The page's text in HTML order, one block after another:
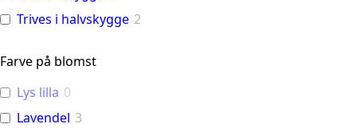
Trives i halvskygge 2
Farve på blomst
Lys lilla 0
Lavendel 3